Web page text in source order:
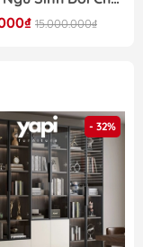
15.000.000₫
- 32%